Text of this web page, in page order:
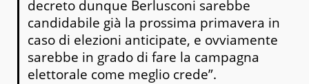
decreto dunque Berlusconi sarebbe
candidabile già la prossima primavera in
caso di elezioni anticipate, e ovviamente
sarebbe in grado di fare la campagna
elettorale come meglio crede”.